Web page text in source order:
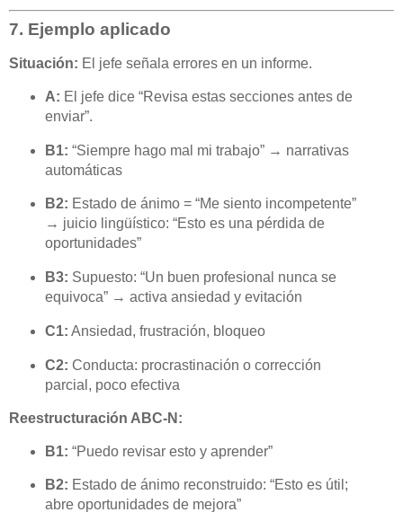
7. Ejemplo aplicado
Situación: El jefe señala errores en un informe.
A: El jefe dice “Revisa estas secciones antes de
enviar”.
B1: “Siempre hago mal mi trabajo” → narrativas
automáticas
B2: Estado de ánimo = “Me siento incompetente”
→ juicio lingüístico: “Esto es una pérdida de
oportunidades”
B3: Supuesto: “Un buen profesional nunca se
equivoca” → activa ansiedad y evitación
C1: Ansiedad, frustración, bloqueo
C2: Conducta: procrastinación o corrección
parcial, poco efectiva
Reestructuración ABC-N:
B1: “Puedo revisar esto y aprender”
B2: Estado de ánimo reconstruido: “Esto es útil;
abre oportunidades de mejora”